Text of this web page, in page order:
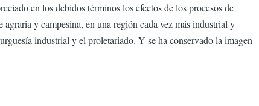
en los debidos términos los efectos de los procesos de
y campesina, en una región cada vez más industrial y
industrial y el proletariado. Y se ha conservado la imagen